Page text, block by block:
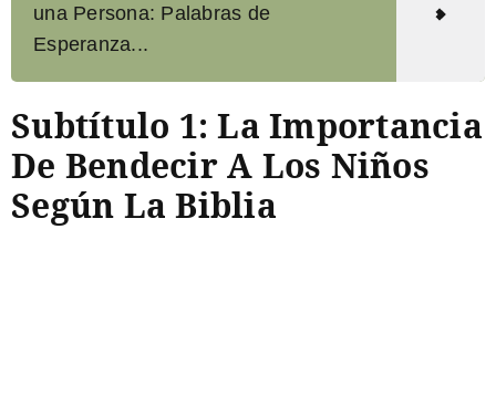
una Persona: Palabras de
Esperanza...
Subtítulo 1: La Importancia
De Bendecir A Los Niños
Según La Biblia